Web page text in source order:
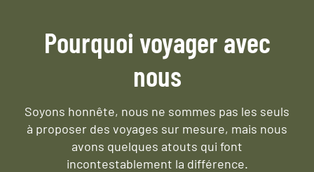
Pourquoi voyager avec
nous
Soyons honnête, nous ne sommes pas les seuls
à proposer des voyages sur mesure, mais nous
avons quelques atouts qui font
incontestablement la différence.